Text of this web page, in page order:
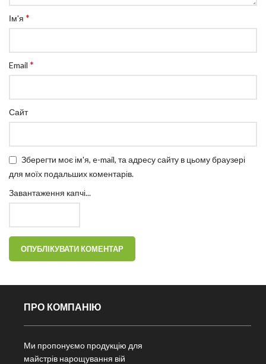
Ім'я *
Email *
Сайт
Зберегти моє ім'я, e-mail, та адресу сайту в цьому браузері
для моїх подальших коментарів.
Завантаження капчі...
ПРО КОМПАНІЮ
Ми пропонуємо продукцію для
майстрів нарощування вій